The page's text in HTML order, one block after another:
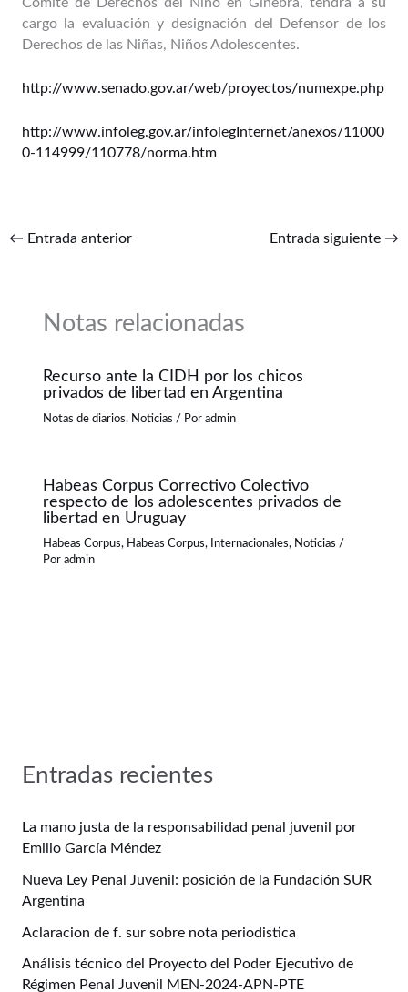
Comité de Derechos del Niño en Ginebra, tendrá a su
cargo la evaluación y designación del Defensor de los
Derechos de las Niñas, Niños Adolescentes.
http://www.senado.gov.ar/web/proyectos/numexpe.php
http://www.infoleg.gov.ar/infolegInternet/anexos/11000
0-114999/110778/norma.htm
← Entrada anterior Entrada siguiente →
Notas relacionadas
Recurso ante la CIDH por los chicos
privados de libertad en Argentina
Notas de diarios, Noticias / Poradmin
Habeas Corpus Correctivo Colectivo
respecto de los adolescentes privados de
libertad en Uruguay
Habeas Corpus, Habeas Corpus, Internacionales, Noticias /
Poradmin
Entradas recientes
La mano justa de la responsabilidad penal juvenil por
Emilio García Méndez
Nueva Ley Penal Juvenil: posición de la Fundación SUR
Argentina
Aclaracion de f. sur sobre nota periodistica
Análisis técnico del Proyecto del Poder Ejecutivo de
Régimen Penal Juvenil MEN-2024-APN-PTE